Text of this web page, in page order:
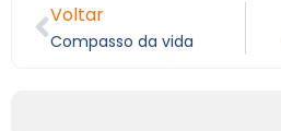
Voltar
Compasso da vida